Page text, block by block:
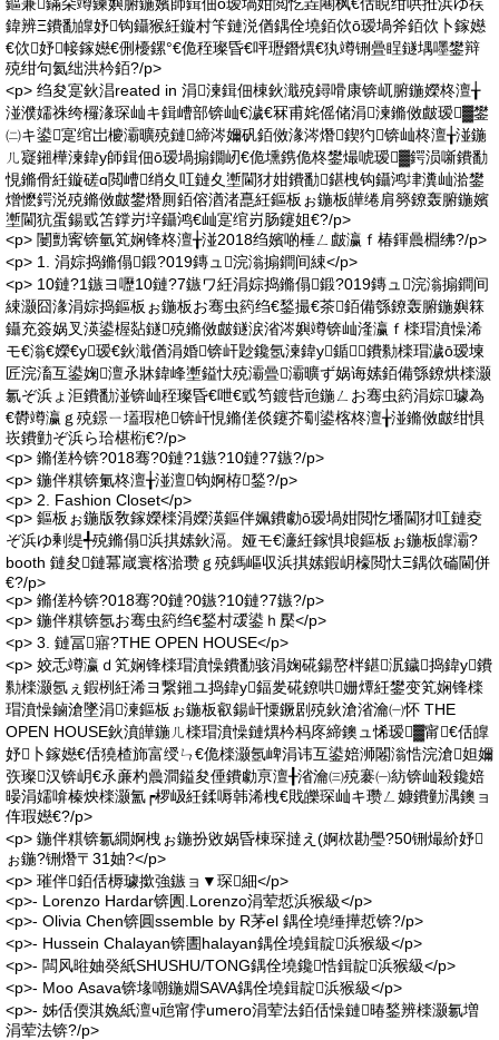
鍏辨Ξ鐨勫皥妤钩鑷猴紝鏇村笇鏈涚偤鍝佺墝銆佽ō瑷堝斧銆佽卜鎵嬨
€佽妤帹鎵嬨€侀櫌鏍°€佹秷璨昏€呯瓑鐕熼€犱竴铏曡睈鐩堣嚜鐢辩
殑绀句氦绌洪枔銆?/p>
<p> 绉夋寔鈥淐reated in 涓湅鍓佃棟鈥濈殑鐞嗗康锛屼腑鍦嬫柊澶╁
湴濮嬬祩绔欏湪琛屾キ鍓嶆部锛屾€濊€冧甫姹傜储涓湅鏅傚皻瑷▓鐢
㈡キ鍙寔绾岀櫦灞曠殑鏈締涔嬭矾銆傚湪涔熸鍥犳锛屾柊澶╁湴鍦
ㄦ寲鎺樺湅鍏у師鍓佃ō瑷堝搧鐗屻€佹壎鎸佹柊鐢熶唬瑷▓鍔涢噺鐨勫
悓鏅傦紝鏇磋ɑ閲嶆绡夊叿鏈夊壍閫犲姏鐨勫鍖栧钩鑷鸿垏瀵屾湁鐢
熷懡鍔涚殑鏅傚皻鐢熸厠銆傛湭渚嗭紝鏂板ぉ鍦板皣绻肩簩鐐轰腑鍦嬪
壍閫犺蛋鍚戜笘鐣岃垶鑷鸿€屾寔绾岃肠鑳姐€?/p>
<p> 闄勯寗锛氫笂娴锋柊澶╁湴2018绉嬪啲棰ㄥ皻瀛ｆ椿鍕曟棩绋?/p>
<p> 1. 涓婃捣鏅傝鍛?019鏄ュ浣滃搧鐧间綀</p>
<p> 10鏈?1鏃ヨ嚦10鏈?7鏃ワ紝涓婃捣鏅傝鍛?019鏄ュ浣滃搧鐧间
綀灏囧湪涓婃捣鏂板ぉ鍦板お骞虫箹绉€鍫撮€茶銆備綔鐐轰腑鍦嬩箖
鑷充簽娲叉渶鍙楃煔鐩殑鏅傚皻鐩涙渻涔嬩竴锛屾湰瀛ｆ檪瑁濆懆浠
モ€滃€嬫€у瑷€鈥濈偤涓婚锛屽尟鑱氬湅鍏у鍎鐨勬檪瑁濊ō瑷堜
匠浣滀互鍙婅澶氶牀鍏峰壍鎰忕殑灞曡灞曠ず娲诲嫊銆備綔鐐烘檪灏
氱ぞ浜ょ洰鐨勫湴锛屾秷璨昏€呭€戜笉鍍呰兘鍦ㄥお骞虫箹涓婃璩為
€欎竴瀛ｇ殑鐛ㄧ壒瑕栬锛屽悓鏅傞倓鑳芥劅鍙楁柊澶╁湴鏅傚皻绀惧
崁鐨勭ぞ浜ら珨椹椼€?/p>
<p> 鏅傞枔锛?018骞?0鏈?1鏃?10鏈?7鏃?/p>
<p> 鍦伴粸锛氭柊澶╁湴澶钩婀栫鍫?/p>
<p> 2. Fashion Closet</p>
<p> 鏂板ぉ鍦版敎鎵嬫檪涓嬫渶鏂伴姵鐨勮ō瑷堝姏閲忔墦閫犲叿鏈夌
ぞ浜ゆ剰缇╃殑鏅傝浜掑嫊鈥滆。娅モ€濓紝鎵惧埌鏂板ぉ鍦板皥灞?
booth 鏈夋鏈冪嵅寰楁湁瓒ｇ殑鎷嶇収浜掑嫊鍜岄檺閲忕Ξ鍝佽磮閫併
€?/p>
<p> 鏅傞枔锛?018骞?0鏈?0鏃?10鏈?7鏃?/p>
<p> 鍦伴粸锛氬お骞虫箹绉€鍫村叆鍙ｈ檿</p>
<p> 3. 鏈冨寤?THE OPEN HOUSE</p>
<p> 姣忎竴瀛ｄ笂娴锋檪瑁濆懆鐨勫骇涓婅硴鍚嶅柈鍖泦鐬捣鍏у鐨
勬檪灏氬ぇ鍜栵紝浠ヨ繋鎺ユ捣鍏у鍢夎硴鐐哄姗燂紝鐢变笂娴锋檪
瑁濆懆鏀滄墜涓湅鏂板ぉ鍦板叡鍚屽憟鐝剧殑鈥滄渻瀹㈠怀 THE
OPEN HOUSE鈥濆皣鍦ㄦ檪瑁濆懆鏈熼枔杩庝締鐭ュ悕瑷▓甯€佸皥
妤卜鎵嬨€佸獟楂斾富绶ㄣ€佹檪灏氬崥涓讳互鍙婄浉闂滃悎浣滄妲嬭
矤璨汉锛岄€氶亷杓曟澗鎰夋倕鐨勮亰澶╂渻瀹㈢殑褰㈠紡锛屾殺鑱婄
暥涓嬬啽榛炴檪灏氳┍椤岋紝鍒嗕韩浠栧€戝皪琛屾キ瓒ㄥ嫝鐨勭湡鐭ョ
伡瑕嬨€?/p>
<p> 鍦伴粸锛氱繝婀栧ぉ鍦扮敓娲昏棟琛撻え(婀栨勘璺?50铏熶紒妤
ぉ鍦?铏熸〒31妯?</p>
<p> 璀伴銆佸槈璩撳強鏃ョ▼琛細</p>
<p>- Lorenzo Hardar锛圚.Lorenzo涓荤悊浜猴級</p>
<p>- Olivia Chen锛圓ssemble by R茅el 鍝佺墝缍撶悊锛?/p>
<p>- Hussein Chalayan锛圕halayan鍝佺墝鍓靛浜猴級</p>
<p>- 闆风暀妯癸紙SHUSHU/TONG鍝佺墝鑱悎鍓靛浜猴級</p>
<p>- Moo Asava锛堟嘲鍦婣SAVA鍝佺墝鍓靛浜猴級</p>
<p>- 姊佸偄淇婏紙澶ч兘甯侼umero涓荤法銆佸懆鏈暙鍫辨檪灏氱増
涓荤法锛?/p>